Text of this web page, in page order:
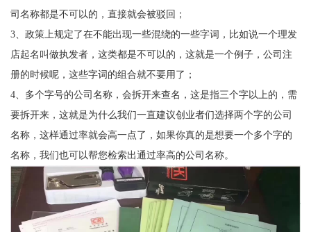
司名称都是不可以的，直接就会被驳回；
3、政策上规定了在不能出现一些混绕的一些字词，比如说一个理发
店起名叫做执发者，这类都是不可以的，这就是一个例子，公司注
册的时候呢，这些字词的组合就不要用了；
4、多个字号的公司名称，会拆开来查名，这是指三个字以上的，需
要拆开来，这就是为什么我们一直建议创业者们选择两个字的公司
名称，这样通过率就会高一点了，如果你真的是想要一个多个字的
名称，我们也可以帮您检索出通过率高的公司名称。